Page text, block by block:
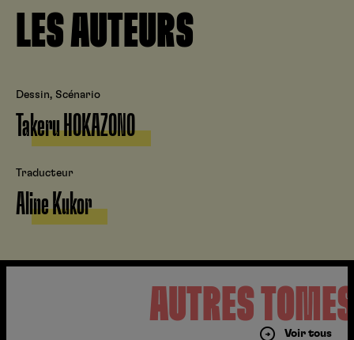
LES AUTEURS
Dessin, Scénario
Takeru HOKAZONO
Traducteur
Aline Kukor
AUTRES
Voir tous